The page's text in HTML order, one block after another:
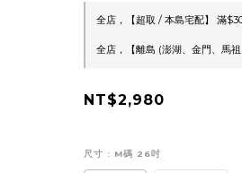
全店，【超取 / 本島宅配】 滿
全店，【離島 (澎湖、金門、馬
NT$2,980
尺寸 : M碼 26吋